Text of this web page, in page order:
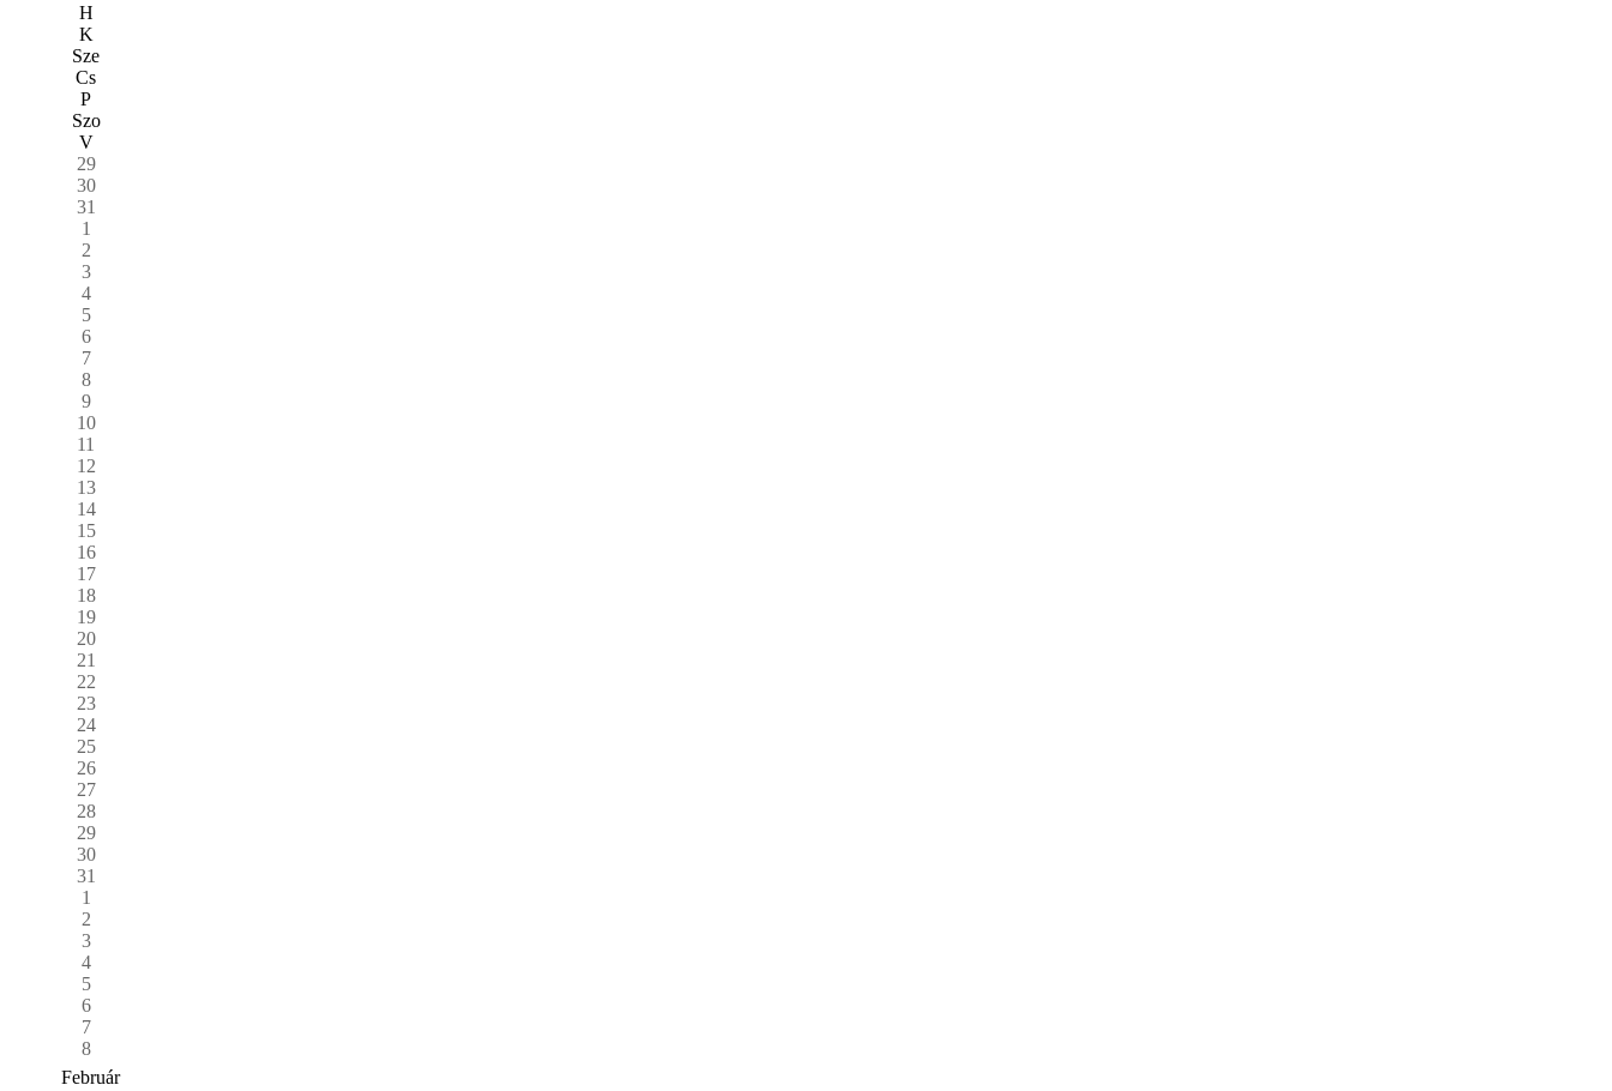
H
K
Sze
Cs
P
Szo
V
29
30
31
1
2
3
4
5
6
7
8
9
10
11
12
13
14
15
16
17
18
19
20
21
22
23
24
25
26
27
28
29
30
31
1
2
3
4
5
6
7
8
Február